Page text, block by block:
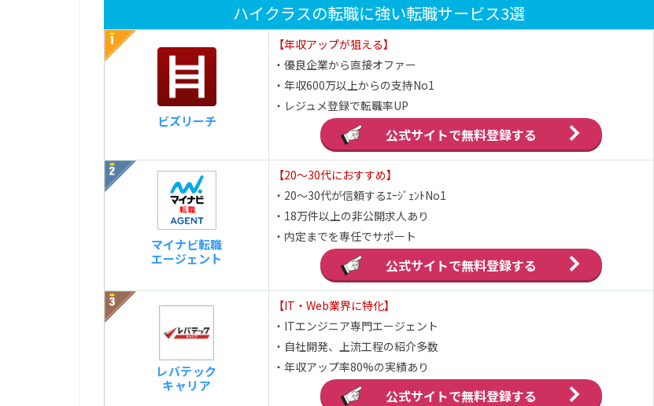
ハイクラスの転職に強い転職サービス3選
ビズリーチ
【年収アップが狙える】
・優良企業から直接オファー
・年収600万以上からの支持No1
・レジュメ登録で転職率UP
公式サイトで無料登録する
マイナビ転職
エージェント
【20～30代におすすめ】
・20～30代が信頼するｴｰｼﾞｪﾝﾄNo1
・18万件以上の非公開求人あり
・内定までを専任でサポート
公式サイトで無料登録する
レバテック
キャリア
【IT・Web業界に特化】
・ITエンジニア専門エージェント
・自社開発、上流工程の紹介多数
・年収アップ率80%の実績あり
公式サイトで無料登録する